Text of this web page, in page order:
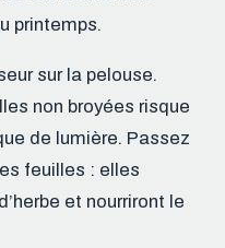
printemps.
sur la pelouse.
non broyées risque
de lumière. Passez
feuilles : elles
et nourriront le